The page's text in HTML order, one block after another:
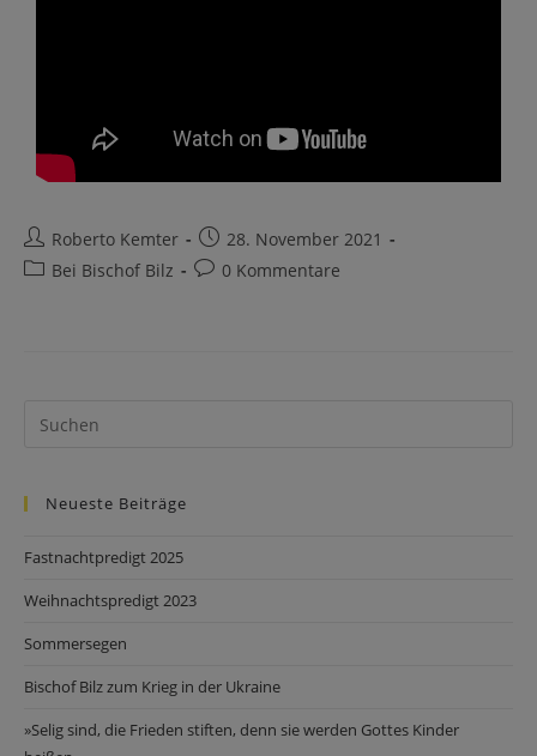
Roberto Kemter
28. November 2021
Bei Bischof Bilz
0 Kommentare
Neueste Beiträge
Fastnachtpredigt 2025
Weihnachtspredigt 2023
Sommersegen
Bischof Bilz zum Krieg in der Ukraine
»Selig sind, die Frieden stiften, denn sie werden Gottes Kinder